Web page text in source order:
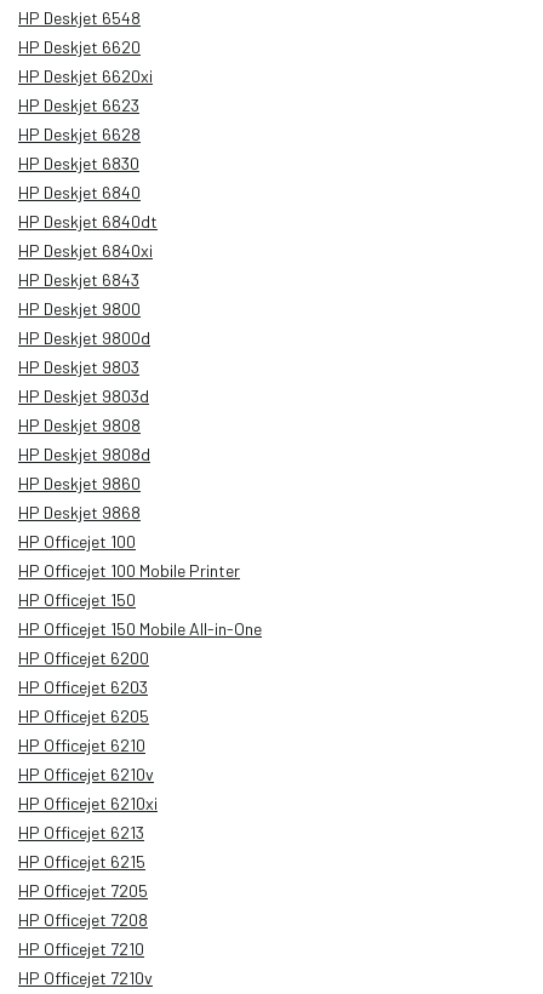
HP Deskjet 6548
HP Deskjet 6620
HP Deskjet 6620xi
HP Deskjet 6623
HP Deskjet 6628
HP Deskjet 6830
HP Deskjet 6840
HP Deskjet 6840dt
HP Deskjet 6840xi
HP Deskjet 6843
HP Deskjet 9800
HP Deskjet 9800d
HP Deskjet 9803
HP Deskjet 9803d
HP Deskjet 9808
HP Deskjet 9808d
HP Deskjet 9860
HP Deskjet 9868
HP Officejet 100
HP Officejet 100 Mobile Printer
HP Officejet 150
HP Officejet 150 Mobile All-in-One
HP Officejet 6200
HP Officejet 6203
HP Officejet 6205
HP Officejet 6210
HP Officejet 6210v
HP Officejet 6210xi
HP Officejet 6213
HP Officejet 6215
HP Officejet 7205
HP Officejet 7208
HP Officejet 7210
HP Officejet 7210v